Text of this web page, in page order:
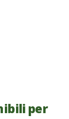
per